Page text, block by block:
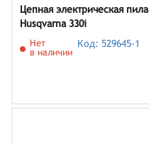
Цепная электрическая пила
Husqvarna 330i
Нет
в наличии
Код: 529645-1